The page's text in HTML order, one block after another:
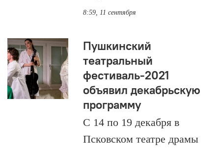
8:59, 11 сентября
Пушкинский
театральный
фестиваль-2021
объявил декабрьскую
программу
С 14 по 19 декабря в
Псковском театре драмы